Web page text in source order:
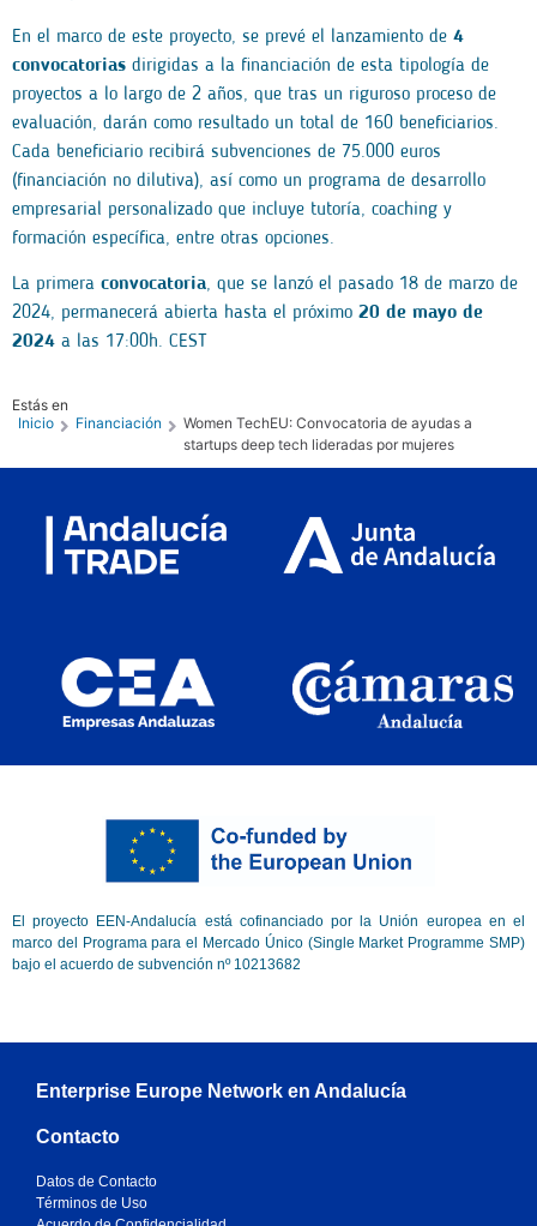
En el marco de este proyecto, se prevé el lanzamiento de 4
convocatorias dirigidas a la financiación de esta tipología de
proyectos a lo largo de 2 años, que tras un riguroso proceso de
evaluación, darán como resultado un total de 160 beneficiarios.
Cada beneficiario recibirá subvenciones de 75.000 euros
(financiación no dilutiva), así como un programa de desarrollo
empresarial personalizado que incluye tutoría, coaching y
formación específica, entre otras opciones.
La primera convocatoria, que se lanzó el pasado 18 de marzo de
2024, permanecerá abierta hasta el próximo 20 de mayo de
2024 a las 17:00h. CEST
Estás en
Inicio
Financiación
Women TechEU: Convocatoria de ayudas a
startups deep tech lideradas por mujeres
El proyecto EEN-Andalucía está cofinanciado por la Unión europea en el
marco del Programa para el Mercado Único (Single Market Programme SMP)
bajo el acuerdo de subvención nº 10213682
Enterprise Europe Network en Andalucía
Contacto
Datos de Contacto
Términos de Uso